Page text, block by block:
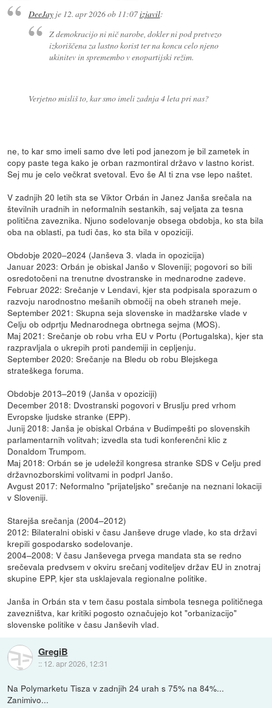
DeeJayje 12. apr 2026 ob 11:07izjavil:
Z demokracijo ni nič narobe, dokler ni pod pretvezo
izkoriščena za lastno korist ter na koncu celo njeno
ukinitev in spremembo v enopartijski režim.
Verjetno misliš to, kar smo imeli zadnja 4 leta pri nas?
ne, to kar smo imeli samo dve leti pod janezom je bil zametek in
copy paste tega kako je orban razmontiral državo v lastno korist.
Sej mu je celo večkrat svetoval. Evo še AI ti zna vse lepo naštet.
V zadnjih 20 letih sta se Viktor Orbán in Janez Janša srečala na
številnih uradnih in neformalnih sestankih, saj veljata za tesna
politična zaveznika. Njuno sodelovanje obsega obdobja, ko sta bila
oba na oblasti, pa tudi čas, ko sta bila v opoziciji.
Obdobje 2020–2024 (Janševa 3. vlada in opozicija)
Januar 2023: Orbán je obiskal Janšo v Sloveniji; pogovori so bili
osredotočeni na trenutne dvostranske in mednarodne zadeve.
Februar 2022: Srečanje v Lendavi, kjer sta podpisala sporazum o
razvoju narodnostno mešanih območij na obeh straneh meje.
September 2021: Skupna seja slovenske in madžarske vlade v
Celju ob odprtju Mednarodnega obrtnega sejma (MOS).
Maj 2021: Srečanje ob robu vrha EU v Portu (Portugalska), kjer sta
razpravljala o ukrepih proti pandemiji in cepljenju.
September 2020: Srečanje na Bledu ob robu Blejskega
strateškega foruma.
Obdobje 2013–2019 (Janša v opoziciji)
December 2018: Dvostranski pogovori v Bruslju pred vrhom
Evropske ljudske stranke (EPP).
Junij 2018: Janša je obiskal Orbána v Budimpešti po slovenskih
parlamentarnih volitvah; izvedla sta tudi konferenčni klic z
Donaldom Trumpom.
Maj 2018: Orbán se je udeležil kongresa stranke SDS v Celju pred
državnozborskimi volitvami in podprl Janšo.
Avgust 2017: Neformalno "prijateljsko" srečanje na neznani lokaciji
v Sloveniji.
Starejša srečanja (2004–2012)
2012: Bilateralni obiski v času Janševe druge vlade, ko sta državi
krepili gospodarsko sodelovanje.
2004–2008: V času Janševega prvega mandata sta se redno
srečevala predvsem v okviru srečanj voditeljev držav EU in znotraj
skupine EPP, kjer sta usklajevala regionalne politike.
Janša in Orbán sta v tem času postala simbola tesnega političnega
zavezništva, kar kritiki pogosto označujejo kot "orbanizacijo"
slovenske politike v času Janševih vlad.
GregiB
:: 12. apr 2026, 12:31
Na Polymarketu Tisza v zadnjih 24 urah s 75% na 84%...
Zanimivo...